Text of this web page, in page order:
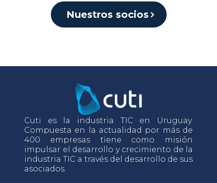
Nuestros socios
Cuti es la industria TIC en Uruguay.
Compuesta en la actualidad por más de
400 empresas tiene como misión
impulsar el desarrollo y crecimiento de la
industria TIC a través del desarrollo de sus
asociados.